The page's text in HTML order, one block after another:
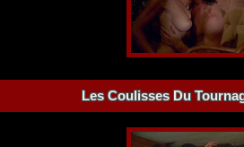
Les Coulisses Du